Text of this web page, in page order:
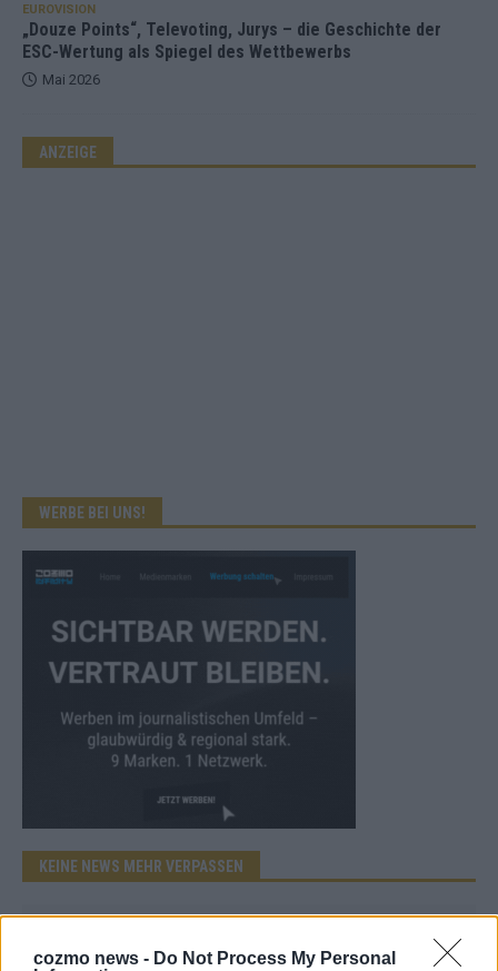
cozmo news - Do Not Process My Personal
EUROVISION
„Douze Points“, Televoting, Jurys – die Geschichte der
ESC-Wertung als Spiegel des Wettbewerbs
Mai 2026
ANZEIGE
WERBE BEI UNS!
KEINE NEWS MEHR VERPASSEN